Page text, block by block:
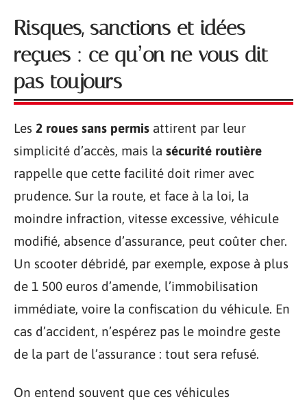
Risques, sanctions et idées
reçues : ce qu’on ne vous dit
pas toujours
Les 2 roues sans permis attirent par leur
simplicité d’accès, mais la sécurité routière
rappelle que cette facilité doit rimer avec
prudence. Sur la route, et face à la loi, la
moindre infraction, vitesse excessive, véhicule
modifié, absence d’assurance, peut coûter cher.
Un scooter débridé, par exemple, expose à plus
de 1 500 euros d’amende, l’immobilisation
immédiate, voire la confiscation du véhicule. En
cas d’accident, n’espérez pas le moindre geste
de la part de l’assurance : tout sera refusé.
On entend souvent que ces véhicules